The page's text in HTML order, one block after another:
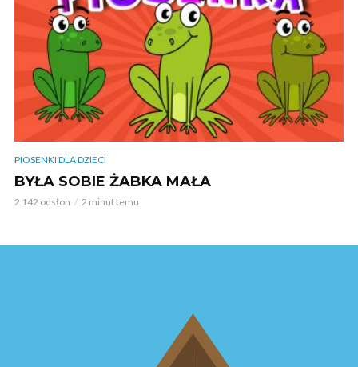
PIOSENKI DLA DZIECI
BYŁA SOBIE ŻABKA MAŁA
2 142 odsłon 2 minut temu